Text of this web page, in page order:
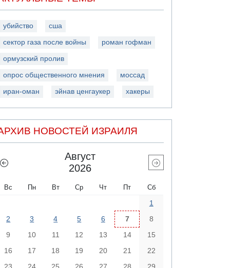
убийство сша
сектор газа после войны роман гофман
ормузский пролив
опрос общественного мнения моссад
иран-оман эйнав ценгаукер хакеры
НОВОСТЕЙ ИЗРАИЛЯ
Август
2026
Вс Пн Вт Ср Чт Пт Сб
1
2
3 4 5 6 7
8
9
10 11 12 13 14
15
16
17 18 19 20 21
22
23
24 25 26 27 28 29